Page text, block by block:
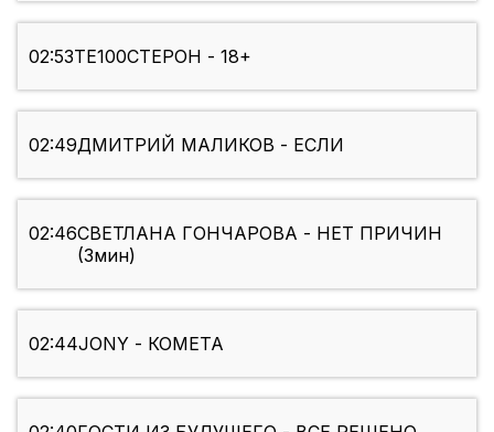
02:53ТЕ100СТЕРОН - 18+
02:49ДМИТРИЙ МАЛИКОВ - ЕСЛИ
02:46СВЕТЛАНА ГОНЧАРОВА - НЕТ ПРИЧИН
(3мин)
02:44JONY - КОМЕТА